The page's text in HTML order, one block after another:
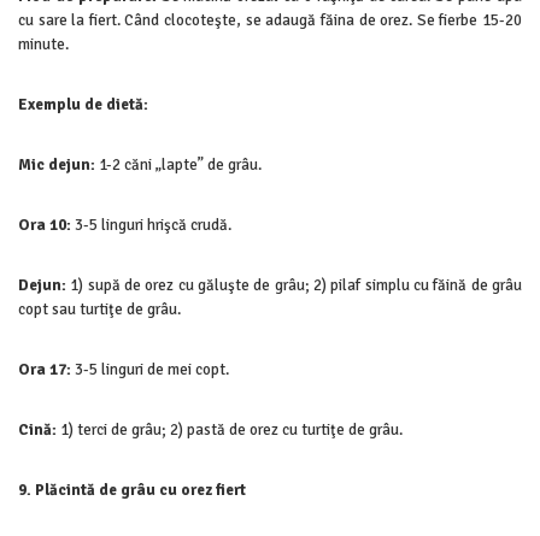
cu sare la fiert. Când clocoteşte, se adaugă făina de orez. Se fierbe 15-20
minute.
Exemplu de dietă:
Mic dejun: 1-2 căni „lapte” de grâu.
Ora 10: 3-5 linguri hrişcă crudă.
Dejun: 1) supă de orez cu găluşte de grâu; 2) pilaf simplu cu făină de grâu
copt sau turtiţe de grâu.
Ora 17: 3-5 linguri de mei copt.
Cină: 1) terci de grâu; 2) pastă de orez cu turtiţe de grâu.
9. Plăcintă de grâu cu orez fiert